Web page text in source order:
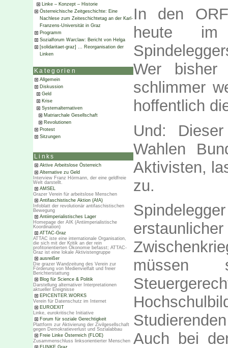
Linke – Konzept – Historie
Österreichische Zeitgeschichte: Eine
Nachlese zum Zeiteschichtetag an der Karl-
Franzens-Universität in Graz
Programm
Sozialforum Warclaw: Bericht von Helga
[solidaritaet-graz] … Reorganisation der
Linken
Kategorien
Allgemein
Diskussion
Geld
Krise
Systemalternativen
Matriarchale Gesellschaft
Revolutionen
Protest
Sitzungen
Links
Aktive Arbeitslose Österreich
Alternative zu Geld
Interview Franz Hörmann, der eine geldfreie
Welt darstellt.
AMSEL
Grazer Verein für arbeitslose Menschen
Antifaschistische Aktion (AfA)
Infoblatt der revolutionär antifaschistischen
Bewegung
Antiimperialistisches Lager
Homepage der AIK (Antiimperialistische
Koordination)
ATTAC-Graz
ATTAC iste eine internationale Organisation,
die sich mit der Kritik an der rein
profitorientierten Ökonomie befasst; ATTAC-
Graz ist eine lokale Aktivistengruppe
ausreißer
Die grazer Wandzeitung des Verein zur
Förderung von Medienvielfalt und freier
Berichterstattung
Blog für Science & Politik
Darstellung alternativer Interpretationen
aktueller Ereignisse
EPICENTER.WORKS
Verein für Datenschutz im Internet
EUROEXIT
Linke, eurokritische Initiative
Forum für soziale Gerechtigkeit
Plattform zur Aktivierung der Zivilgesellschaft
gegen Demokratieverlust und Sozialabbau
Freie Linke Österreich (FLOE)
Zusammenschluss linksorientierter Menschen
FUNKE Graz
In den
heute im
Wer
schlimmer
hoffentlich
Und:
Wahlen
Aktivisten,
zu.
müssen
Auch bei